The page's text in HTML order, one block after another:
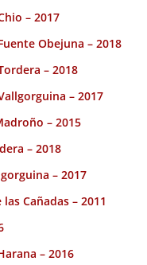
– 2017
Obejuna – 2018
– 2018
– 2017
– 2015
– 2018
– 2017
las Cañadas – 2011
– 2016